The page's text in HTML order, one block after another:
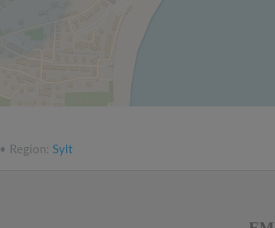
• Region: Sylt